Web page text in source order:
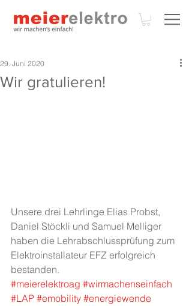
Wir gratulieren!
29. Juni 2020
Unsere drei Lehrlinge Elias Probst,
Daniel Stöckli und Samuel Melliger
haben die Lehrabschlussprüfung zum
Elektroinstallateur EFZ erfolgreich
bestanden.
#meierelektroag #wirmachenseinfach
#LAP #emobility #energiewende